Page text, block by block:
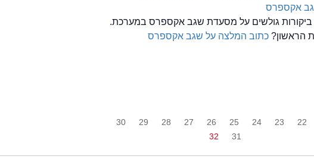
אקספרס
ביקורות גולשים על מסעדת שגב אקספרס במערכת.
הראשון?כתוב המלצה על שגב אקספרס
22
23
24
25
26
27
28
29
30
31
32